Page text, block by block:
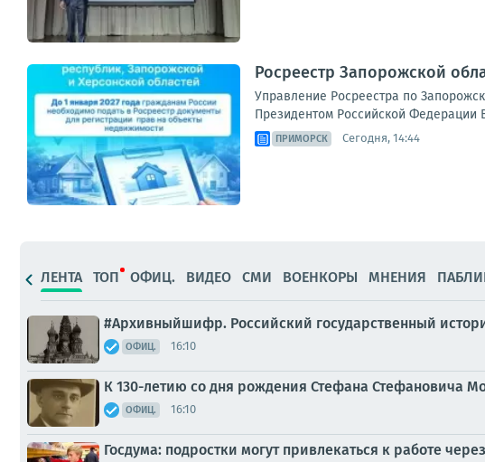
Росреестр Запорожской
Управление Росреестра по
Президентом Российской
ПРИМОРСК Сегодня, 14:44
ЛЕНТА ТОП ОФИЦ. ВИДЕО СМИ ВОЕНКОРЫ МНЕНИЯ
#Архивныйшифр. Российский государственный
ОФИЦ. 16:10
К 130-летию со дня рождения Стефана Стефановича
ОФИЦ. 16:10
Госдума: подростки могут привлекаться к работе